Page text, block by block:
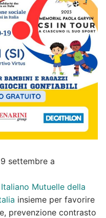
settembre a
Mutuelle della
insieme per favorire
prevenzione contrasto